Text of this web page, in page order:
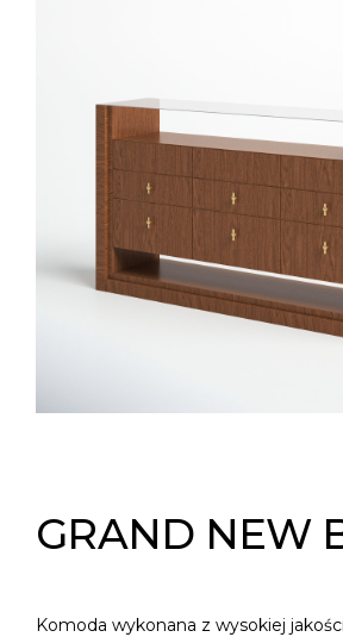
GRAND NEW
Komoda wykonana z wysokiej